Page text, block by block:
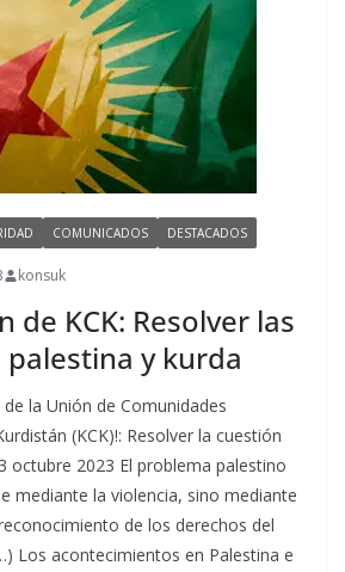
COMUNICADOS DESTACADOS
konsuk
de KCK: Resolver las
y kurda
de la Unión de Comunidades
(KCK)!: Resolver la cuestión
octubre 2023 El problema palestino
mediante la violencia, sino mediante
de los derechos del
Los acontecimientos en Palestina e